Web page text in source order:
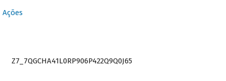
Ações
Z7_7QGCHA41L0RP906P422Q9Q0J65